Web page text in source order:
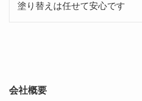
塗り替えは任せて安心です
会社概要